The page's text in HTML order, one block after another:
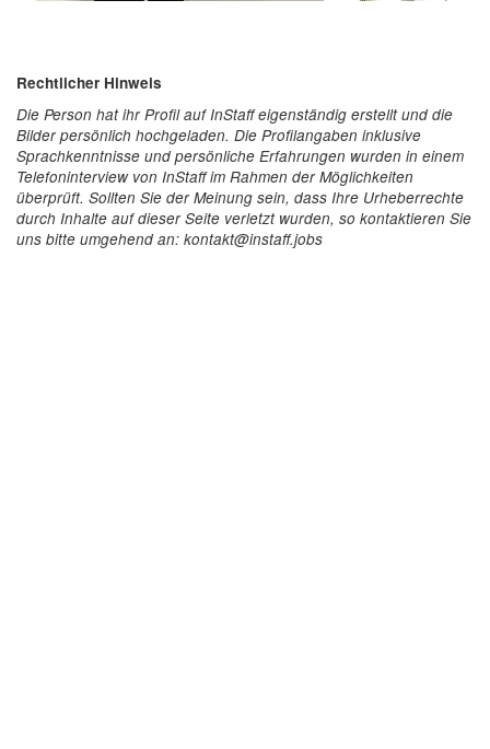
Rechtlicher Hinweis
Die Person hat ihr Profil auf InStaff eigenständig erstellt und die
Bilder persönlich hochgeladen. Die Profilangaben inklusive
Sprachkenntnisse und persönliche Erfahrungen wurden in einem
Telefoninterview von InStaff im Rahmen der Möglichkeiten
überprüft. Sollten Sie der Meinung sein, dass Ihre Urheberrechte
durch Inhalte auf dieser Seite verletzt wurden, so kontaktieren Sie
uns bitte umgehend an: kontakt@instaff.jobs